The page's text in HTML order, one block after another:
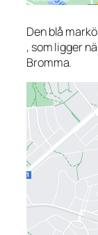
Den blå
, som ligger
Bromma.